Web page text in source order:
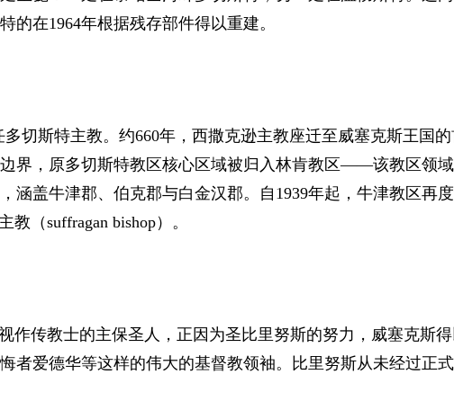
的在1964年根据残存部件得以重建。
多切斯特主教。约660年，西撒克逊主教座迁至威塞克斯王国的
界，原多切斯特教区核心区域被归入林肯教区——该教区领
涵盖牛津郡、伯克郡与白金汉郡。自1939年起，牛津教区再
教 （suffragan bishop） 。
作传教士的主保圣人，正因为圣比里努斯的努力，威塞克斯
者爱德华等这样的伟大的基督教领袖。比里努斯从未经过正